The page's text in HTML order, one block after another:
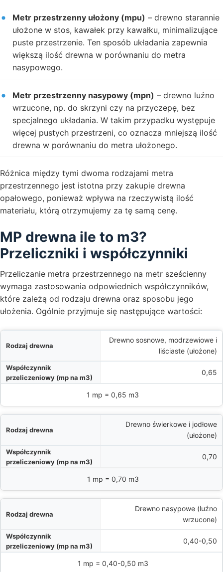
Metr przestrzenny ułożony (mpu) – drewno starannie
ułożone w stos, kawałek przy kawałku, minimalizujące
puste przestrzenie. Ten sposób układania zapewnia
większą ilość drewna w porównaniu do metra
nasypowego.
Metr przestrzenny nasypowy (mpn) – drewno luźno
wrzucone, np. do skrzyni czy na przyczepę, bez
specjalnego układania. W takim przypadku występuje
więcej pustych przestrzeni, co oznacza mniejszą ilość
drewna w porównaniu do metra ułożonego.
Różnica między tymi dwoma rodzajami metra
przestrzennego jest istotna przy zakupie drewna
opałowego, ponieważ wpływa na rzeczywistą ilość
materiału, którą otrzymujemy za tę samą cenę.
MP drewna ile to m3?
Przeliczniki i współczynniki
Przeliczanie metra przestrzennego na metr sześcienny
wymaga zastosowania odpowiednich współczynników,
które zależą od rodzaju drewna oraz sposobu jego
ułożenia. Ogólnie przyjmuje się następujące wartości:
= ? m3
Drewno sosnowe, modrzewiowe i
liściaste (ułożone)
0,65
1 mp = 0,65 m3
Drewno świerkowe i jodłowe
(ułożone)
0,70
1 mp = 0,70 m3
Drewno nasypowe (luźno
wrzucone)
0,40-0,50
1 mp = 0,40-0,50 m3